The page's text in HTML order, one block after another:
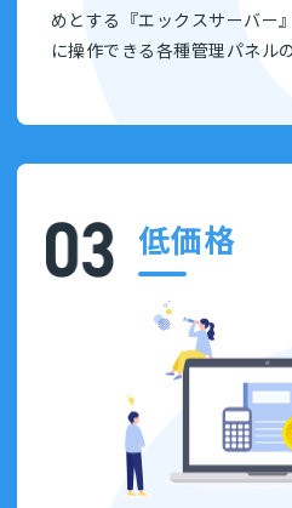
めとする『エックスサーバー
に操作できる各種管理パネル
低価格